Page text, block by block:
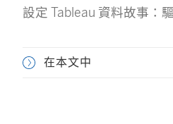
設定 Tableau 資料故事：
在本文中